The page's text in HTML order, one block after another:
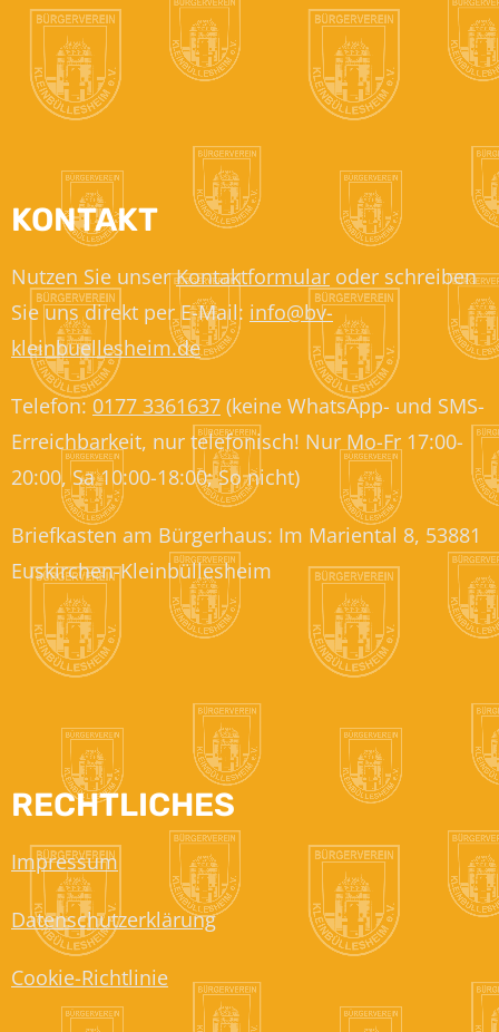
KONTAKT
Nutzen Sie unserKontaktformular oder schreiben
Sie uns direkt per E-Mail: info@bv-
kleinbuellesheim.de
Telefon:0177 3361637 (keine WhatsApp- und SMS-
Erreichbarkeit, nur telefonisch! Nur Mo-Fr 17:00-
20:00, Sa 10:00-18:00; So nicht)
Briefkasten am Bürgerhaus: Im Mariental 8, 53881
Euskirchen-Kleinbüllesheim
RECHTLICHES
Impressum
Datenschutzerklärung
Cookie-Richtlinie